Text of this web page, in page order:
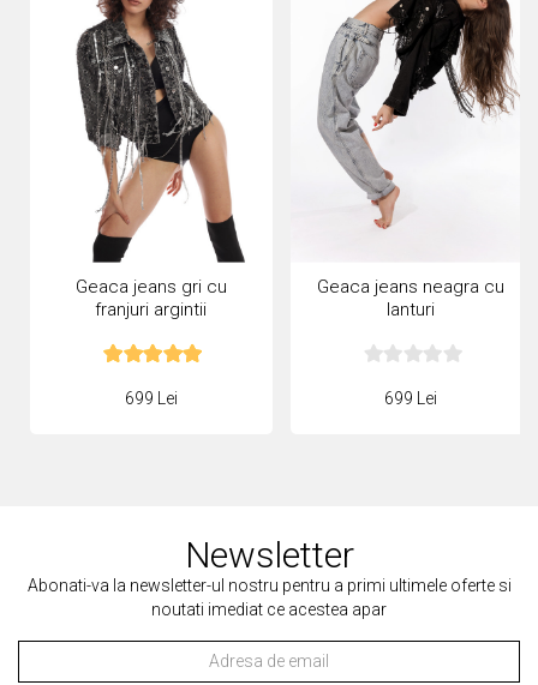
Geaca jeans gri cu
franjuri argintii
699 Lei
Geaca jeans neagra cu
lanturi
699 Lei
Newsletter
Abonati-va la newsletter-ul nostru pentru a primi ultimele oferte si
noutati imediat ce acestea apar